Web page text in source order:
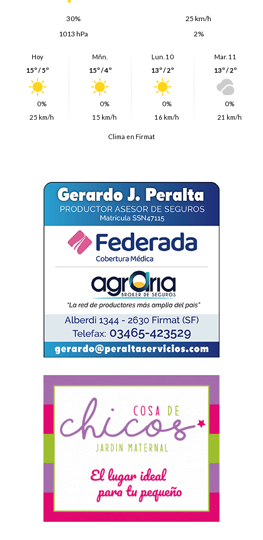
30%
25 km/h
1013 hPa
2%
Hoy
15º / 5º
0%
25 km/h
Mñn.
15º / 4º
0%
15 km/h
Lun. 10
13º / 2º
0%
16 km/h
Mar. 11
13º / 2º
0%
21 km/h
Clima en Firmat